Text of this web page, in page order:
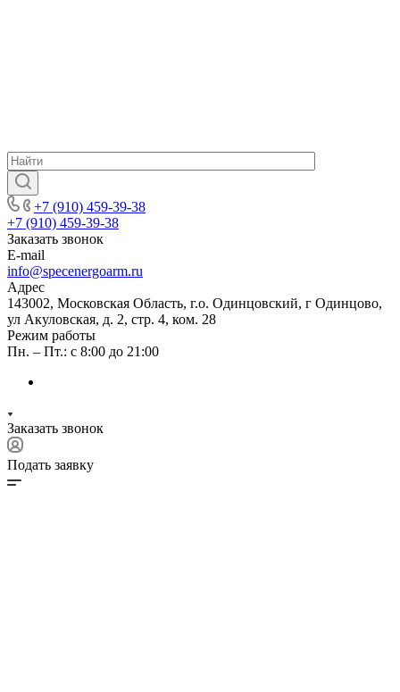
+7 (910) 459-39-38
+7 (910) 459-39-38
Заказать звонок
E-mail
info@specenergoarm.ru
Адрес
143002, Московская Область, г.о. Одинцовский, г Одинцово,
ул Акуловская, д. 2, стр. 4, ком. 28
Режим работы
Пн. – Пт.: с 8:00 до 21:00
Заказать звонок
Подать заявку